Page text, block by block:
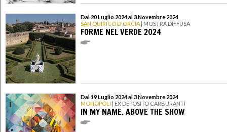
Dal 20 Luglio 2024 al 3 Novembre 2024
SAN QUIRICO D'ORCIA | MOSTRA DIFFUSA
FORME NEL VERDE 2024
Dal 19 Luglio 2024 al 3 Novembre 2024
MONOPOLI | EX DEPOSITO CARBURANTI
IN MY NAME. ABOVE THE SHOW